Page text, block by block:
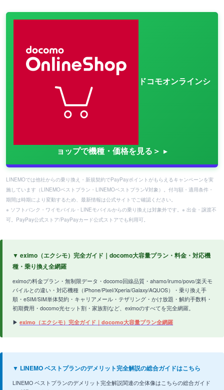
ドコモオンラインシ
ョップで機種・価格を見る＞
LINEMOでは他社からの乗り換え・新規契約でPayPayポイントがもらえるキャンペーンを実
施しています（LINEMOベストプラン・LINEMOベストプランV対象）。付与額・適用条件・
期間は時期により変動するため、最新情報は公式サイトでご確認ください。
※ ソフトバンク・ワイモバイル・LINEモバイルからの乗り換えは対象外です。※ 出金・譲渡不
可。PayPay公式ストア/PayPayカード公式ストアでも利用可。
▼ eximo（エクシモ）完全ガイド｜docomo大容量プラン・料金・対応機
種・乗り換え全網羅
eximoの料金プラン・無制限データ・docomo回線品質・ahamo/irumo/povo/楽天モ
バイルとの違い・対応機種（iPhone/Pixel/Xperia/Galaxy/AQUOS）・乗り換え手
順・eSIM/SIM単体契約・キャリアメール・テザリング・かけ放題・解約手数料・
初期費用・docomo光セット割・家族割など、eximoのすべてを完全網羅。
▶ eximo（エクシモ）完全ガイド｜docomo大容量プラン全網羅
▼ LINEMO ベストプランのデメリット完全解説の総合ガイドはこちら
LINEMO ベストプランのデメリット完全解説関連の全体像はこちらの総合ガイド